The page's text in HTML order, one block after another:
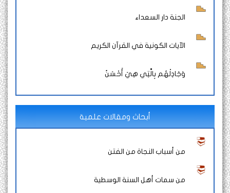
الجنة دار السعداء
الآيات الكونية في القرآن الكريم
وَجَادِلْهُم بِالَّتِي هِيَ أَحْسَنُ
أبحاث ومقالات علمية
من أسباب النجاة من الفتن
من سمات أهل السنة الوسطية